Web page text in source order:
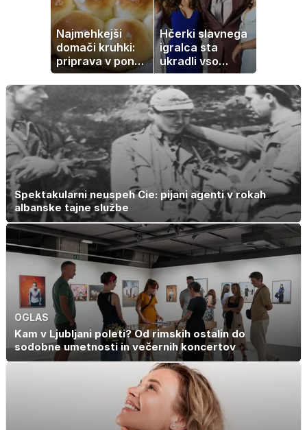
Najmehkejši
domači kruhki:
priprava v ponvi
je trik za popoln
rezultat
Hčerki slavnega
igralca sta
ukradli vso
pozornost
Spektakularni neuspeh Cie: pijani agenti v rokah
albanske tajne službe
OGLAS
Kam v Ljubljani poleti? Od rimskih ostalin do
sodobne umetnosti in večernih koncertov